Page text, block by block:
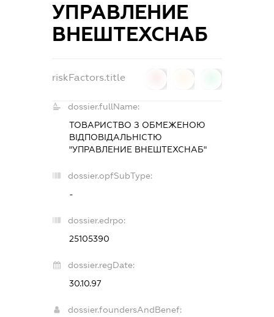
УПРАВЛЕНИЕ
ВНЕШТЕХСНАБ
riskFactors.title
dossier.fullName:
ТОВАРИСТВО З ОБМЕЖЕНОЮ
ВІДПОВІДАЛЬНІСТЮ
"УПРАВЛЕНИЕ ВНЕШТЕХСНАБ"
dossier.opfSubType:
-
dossier.edrpo:
25105390
dossier.regDate:
30.10.97
dossier.foundersAndBenef: